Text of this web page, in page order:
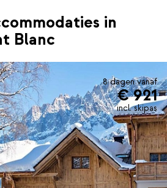
in
Blanc
8 dagen vanaf
€ 921
incl. skipas